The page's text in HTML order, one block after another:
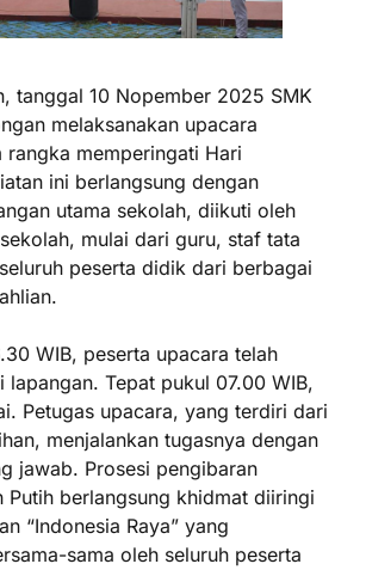
tanggal 10 Nopember 2025 SMK
melaksanakan upacara
rangka memperingati Hari
ini berlangsung dengan
utama sekolah, diikuti oleh
mulai dari guru, staf tata
peserta didik dari berbagai
WIB, peserta upacara telah
lapangan. Tepat pukul 07.00 WIB,
Petugas upacara, yang terdiri dari
menjalankan tugasnya dengan
jawab. Prosesi pengibaran
Putih berlangsung khidmat diiringi
“Indonesia Raya” yang
sama oleh seluruh peserta